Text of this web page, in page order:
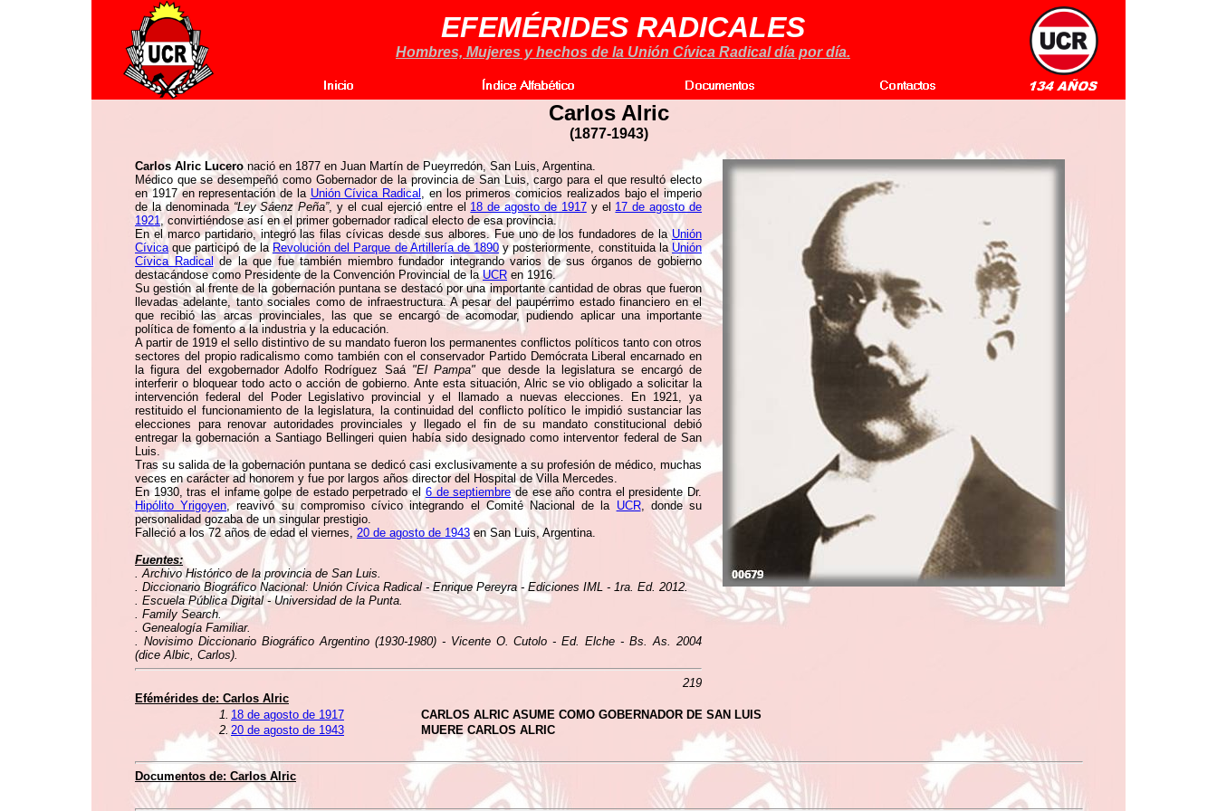
EFEMÉRIDES RADICALES
Hombres, Mujeres y hechos de la Unión Cívica Radical día por día.
Carlos Alric
(1877-1943)
Carlos Alric Luceronació en 1877 en Juan Martín de Pueyrredón, San Luis, Argentina.
Médico que se desempeñó como Gobernador de la provincia de San Luis, cargo para el que resultó electo
en 1917 en representación de la Unión Cívica Radical , en los primeros comicios realizados bajo el imperio
de la denominada “Ley Sáenz Peña”, y el cual ejerció entre el 18 de agosto de 1917y el 17 de agosto de
1921, convirtiéndose así en el primer gobernador radical electo de esa provincia.
En el marco partidario, integró las filas cívicas desde sus albores. Fue uno de los fundadores de laUnión
Cívicaque participó de la Revolución del Parque de Artillería de 1890 y posteriormente, constituida la Unión
Cívica Radicalde la que fue también miembro fundador integrando varios de sus órganos de gobierno
destacándose como Presidente de la Convención Provincial de laUCR en 1916.
Su gestión al frente de la gobernación puntana se destacó por una importante cantidad de obras que fueron
llevadas adelante, tanto sociales como de infraestructura. A pesar del paupérrimo estado financiero en el
que recibió las arcas provinciales, las que se encargó de acomodar, pudiendo aplicar una importante
política de fomento a la industria y la educación.
A partir de 1919 el sello distintivo de su mandato fueron los permanentes conflictos políticos tanto con otros
sectores del propio radicalismo como también con el conservador Partido Demócrata Liberal encarnado en
la figura del exgobernador Adolfo Rodríguez Saá "El Pampa" que desde la legislatura se encargó de
interferir o bloquear todo acto o acción de gobierno. Ante esta situación, Alric se vio obligado a solicitar la
intervención federal del Poder Legislativo provincial y el llamado a nuevas elecciones. En 1921, ya
restituido el funcionamiento de la legislatura, la continuidad del conflicto político le impidió sustanciar las
elecciones para renovar autoridades provinciales y llegado el fin de su mandato constitucional debió
entregar la gobernación a Santiago Bellingeri quien había sido designado como interventor federal de San
Luis.
Tras su salida de la gobernación puntana se dedicó casi exclusivamente a su profesión de médico, muchas
veces en carácter ad honorem y fue por largos años director del Hospital de Villa Mercedes.
En 1930, tras el infame golpe de estado perpetrado el 6 de septiembrede ese año contra el presidente Dr.
Hipólito Yrigoyen, reavivó su compromiso cívico integrando el Comité Nacional de la UCR, donde su
personalidad gozaba de un singular prestigio.
Falleció a los 72 años de edad el viernes, 20 de agosto de 1943 en San Luis, Argentina.
Fuentes:
. Archivo Histórico de la provincia de San Luis.
. Diccionario Biográfico Nacional: Unión Cívica Radical - Enrique Pereyra - Ediciones IML - 1ra. Ed. 2012.
. Escuela Pública Digital - Universidad de la Punta.
. Family Search.
. Genealogía Familiar.
. Novisimo Diccionario Biográfico Argentino (1930-1980) - Vicente O. Cutolo - Ed. Elche - Bs. As. 2004
(dice Albic, Carlos).
219
Efémérides de: Carlos Alric
1. 18 de agosto de 1917
CARLOS ALRIC ASUME COMO GOBERNADOR DE SAN LUIS
2. 20 de agosto de 1943 MUERE CARLOS ALRIC
Documentos de: Carlos Alric